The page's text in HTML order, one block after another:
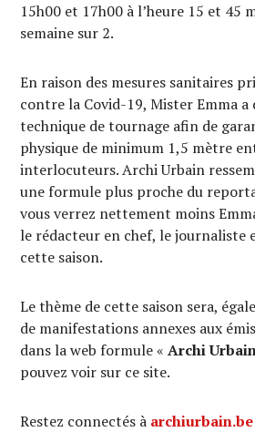
15h00 et 17h00 à l’heure 15 et 45
semaine sur 2.
En raison des mesures sanitaires
contre la Covid-19, Mister Emma a
technique de tournage afin de
physique de minimum 1,5 mètre
interlocuteurs. Archi Urbain
une formule plus proche du
vous verrez nettement moins
le rédacteur en chef, le journaliste
cette saison.
Le thème de cette saison sera,
de manifestations annexes aux
dans la web formule «Archi
pouvez voir sur ce site.
Restez connectés à archiurbain.be